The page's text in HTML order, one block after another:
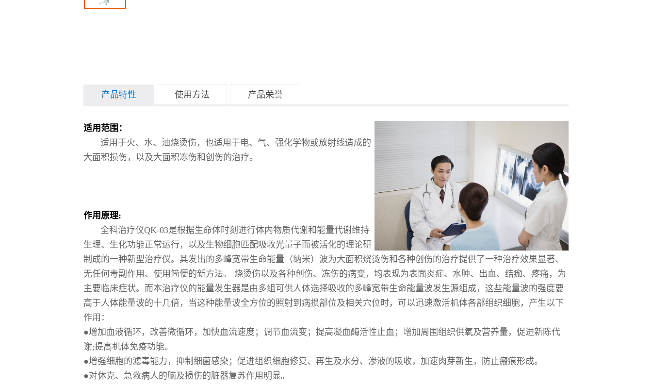
产品特性 使用方法 产品荣誉
适用范围：
适用于火、水、油烧烫伤，也适用于电、气、强化学物或放射线造成的
大面积损伤，以及大面积冻伤和创伤的治疗。
作用原理:
全科治疗仪QK-03是根据生命体时刻进行体内物质代谢和能量代谢维持
生理、生化功能正常运行，以及生物细胞匹配吸收光量子而被活化的理论研
制成的一种新型治疗仪。其发出的多峰宽带生命能量（纳米）波为大面积烧烫伤和各种创伤的治疗提供了一种治疗效果显著、
无任何毒副作用、使用简便的新方法。 烧烫伤以及各种创伤、冻伤的病变，均表现为表面炎症、水肿、出血、结痂、疼痛，为
主要临床症状。而本治疗仪的能量发生器是由多组可供人体选择吸收的多峰宽带生命能量波发生源组成，这些能量波的强度要
高于人体能量波的十几倍，当这种能量波全方位的照射到病损部位及相关穴位时，可以迅速激活机体各部组织细胞，产生以下
作用：
●增加血液循环，改善微循环，加快血流速度；调节血流变；提高凝血酶活性止血；增加周围组织供氧及营养量，促进新陈代
谢;提高机体免疫功能。
●增强细胞的滤毒能力，抑制细菌感染；促进组织细胞修复、再生及水分、渗液的吸收，加速肉芽新生，防止瘢痕形成。
●对休克、急救病人的脑及损伤的脏器复苏作用明显。